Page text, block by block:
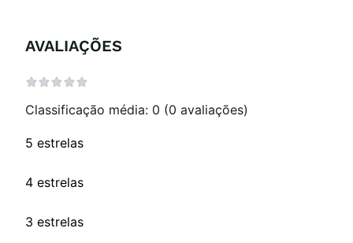
AVALIAÇÕES
Classificação média: 0 (0 avaliações)
5 estrelas
4 estrelas
3 estrelas